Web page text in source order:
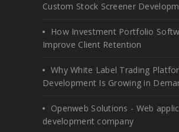
Custom Stock Screener
How Investment Portfolio
Improve Client Retention
Why White Label Trading
Development Is Growing in
Openweb Solutions - Web
development company